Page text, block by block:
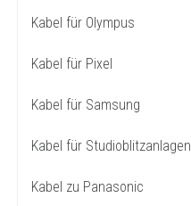
Kabel für Olympus
Kabel für Pixel
Kabel für Samsung
Kabel für Studioblitzanlagen
Kabel zu Panasonic